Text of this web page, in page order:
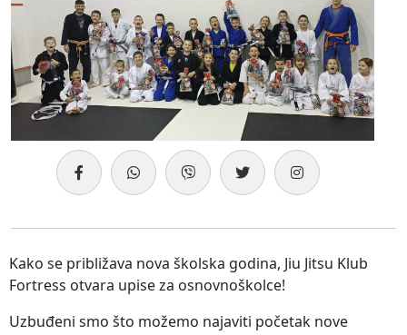
Kako se približava nova školska godina, Jiu Jitsu Klub
Fortress otvara upise za osnovnoškolce!
Uzbuđeni smo što možemo najaviti početak nove